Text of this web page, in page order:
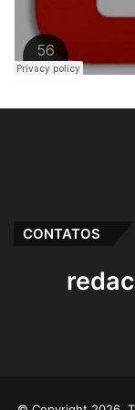
Esculacham
CONTATOS